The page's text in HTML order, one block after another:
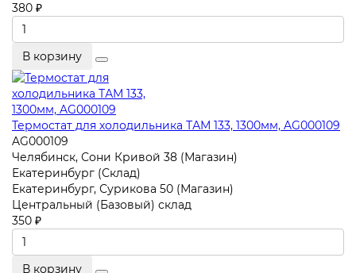
380 ₽
В корзину
Термостат для холодильника ТАМ 133, 1300мм, AG000109
AG000109
Челябинск, Сони Кривой 38 (Магазин)
Екатеринбург (Склад)
Екатеринбург, Сурикова 50 (Магазин)
Центральный (Базовый) склад
350 ₽
В корзину